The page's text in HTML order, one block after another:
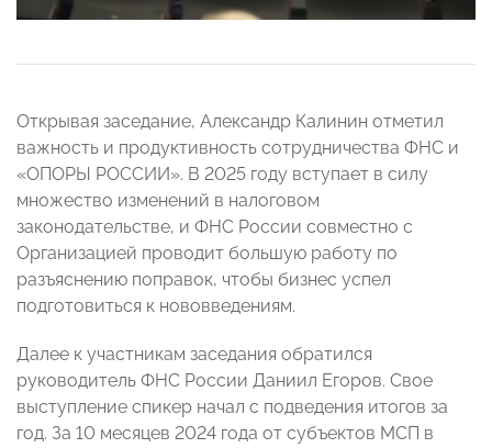
Открывая заседание, Александр Калинин отметил
важность и продуктивность сотрудничества ФНС и
«ОПОРЫ РОССИИ». В 2025 году вступает в силу
множество изменений в налоговом
законодательстве, и ФНС России совместно с
Организацией проводит большую работу по
разъяснению поправок, чтобы бизнес успел
подготовиться к нововведениям.
Далее к участникам заседания обратился
руководитель ФНС России Даниил Егоров. Свое
выступление спикер начал с подведения итогов за
год. За 10 месяцев 2024 года от субъектов МСП в